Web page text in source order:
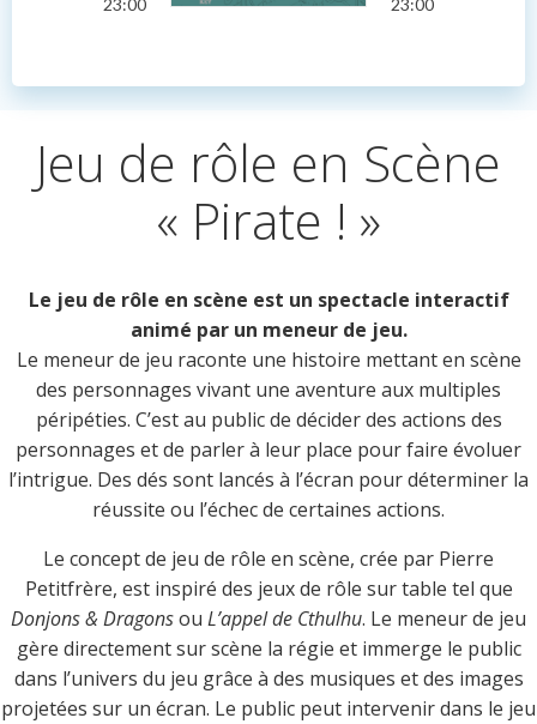
23:00 23:00
Jeu de rôle en Scène
« Pirate ! »
Le jeu de rôle en scène est un spectacle interactif
animé par un meneur de jeu.
Le meneur de jeu raconte une histoire mettant en scène
des personnages vivant une aventure aux multiples
péripéties. C’est au public de décider des actions des
personnages et de parler à leur place pour faire évoluer
l’intrigue. Des dés sont lancés à l’écran pour déterminer la
réussite ou l’échec de certaines actions.
Le concept de jeu de rôle en scène, crée par Pierre
Petitfrère, est inspiré des jeux de rôle sur table tel que
Donjons & Dragonsou L’appel de Cthulhu. Le meneur de jeu
gère directement sur scène la régie et immerge le public
dans l’univers du jeu grâce à des musiques et des images
projetées sur un écran. Le public peut intervenir dans le jeu